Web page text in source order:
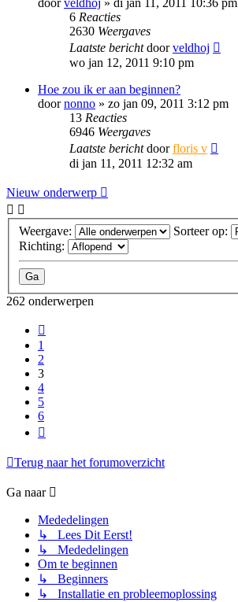
doorveldhoj » di jan 11, 2011 10:36 pm
6 Reacties
2630 Weergaves
Laatste berichtdoorveldhoj
wo jan 12, 2011 9:10 pm
Hoe zou ik er aan beginnen?
doornonno » zo jan 09, 2011 3:12 pm
13 Reacties
6946 Weergaves
Laatste berichtdoorfloris v
di jan 11, 2011 12:32 am
Nieuw onderwerp
Weergave:
Sorteer op:
Richting:
262 onderwerpen
1
2
3
4
5
6
Terug naar het forumoverzicht
Ga naar
Mededelingen
↳ Lees Dit Eerst!
↳ Mededelingen
Om te beginnen
↳ Beginners
↳ Installatie en probleemoplossing